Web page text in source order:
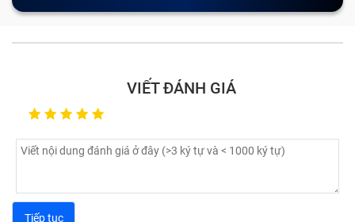
Trải qua nhiều năm thay và sửa chữa, dưới đây là một
Cảm ứng bị loạn:
với máy, hoặc màn hình bị lỗi khiến Chữa Lấy Ngay
chậm khi thao thác khiến bạn vô cùng khó chịu.
Nứt vỏ màn hình:
VIẾT ĐÁNH GIÁ